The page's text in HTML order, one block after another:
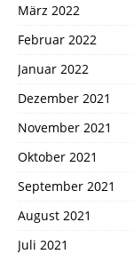
März 2022
Februar 2022
Januar 2022
Dezember 2021
November 2021
Oktober 2021
September 2021
August 2021
Juli 2021